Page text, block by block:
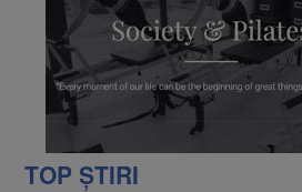
decid dacă începe
merge la promulgare
TOP ȘTIRI